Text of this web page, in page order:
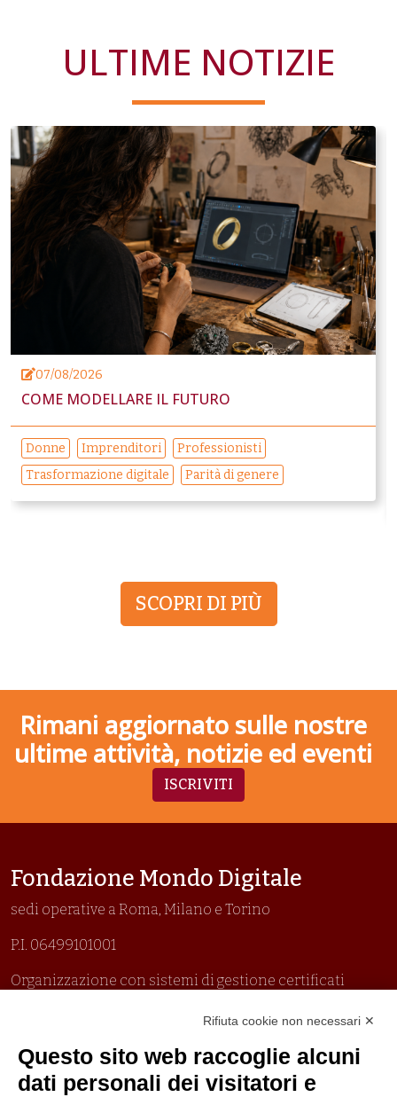
ULTIME NOTIZIE
07/08/2026
COME MODELLARE IL FUTURO
Donne Imprenditori
Professionisti
Trasformazione digitale
Parità di genere
SCOPRI DI PIÙ
Rimani aggiornato sulle nostre
ultime attività, notizie ed eventi
ISCRIVITI
Fondazione Mondo Digitale
sedi operative a Roma, Milano e Torino
P.I. 06499101001
Organizzazione con sistemi di gestione certificati
Politica per la parità di genere
Politica antibullismo
Rifiuta cookie non necessari ✕
Questo sito web raccoglie alcuni
dati personali dei visitatori e